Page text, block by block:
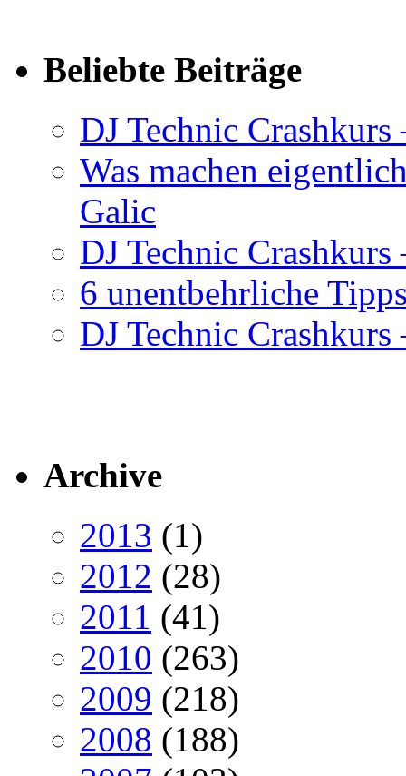
Beliebte Beiträge
DJ Technic
Was machen
Galic
DJ Technic
6 unentbehrliche
DJ Technic
Archive
2013 (1)
2012 (28)
2011 (41)
2010 (263)
2009 (218)
2008 (188)